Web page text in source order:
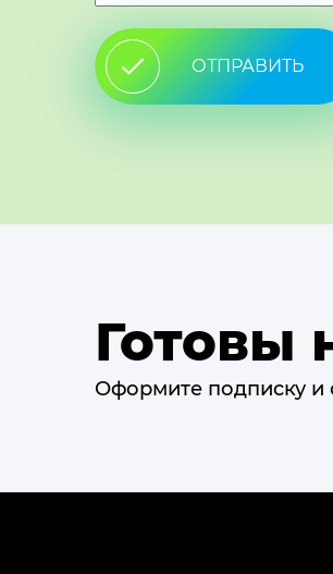
ОТПРАВИТЬ
Готовы
Оформите подписку и